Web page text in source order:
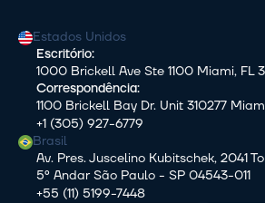
Estados Unidos
Escritório:
1000 Brickell Ave Ste 1100 Miami, FL
Correspondência:
1100 Brickell Bay Dr. Unit 310277
+1 (305) 927-6779
Brasil
Av. Pres. Juscelino Kubitschek, 2041
5º Andar São Paulo - SP 04543-011
+55 (11) 5199-7448